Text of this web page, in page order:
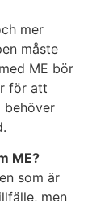
mer
måste
ME bör
för att
behöver
ME?
som är
men